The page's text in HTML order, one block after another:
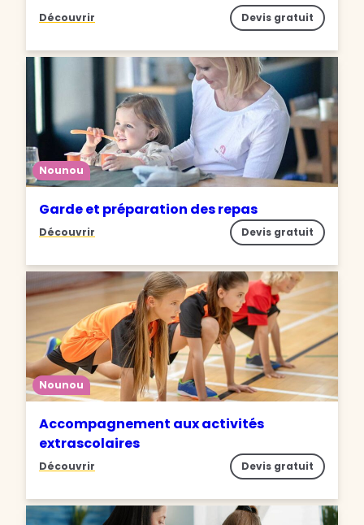
Découvrir Devis gratuit
Nounou
Garde et préparation des repas
Découvrir Devis gratuit
Nounou
Accompagnement aux activités
extrascolaires
Découvrir Devis gratuit